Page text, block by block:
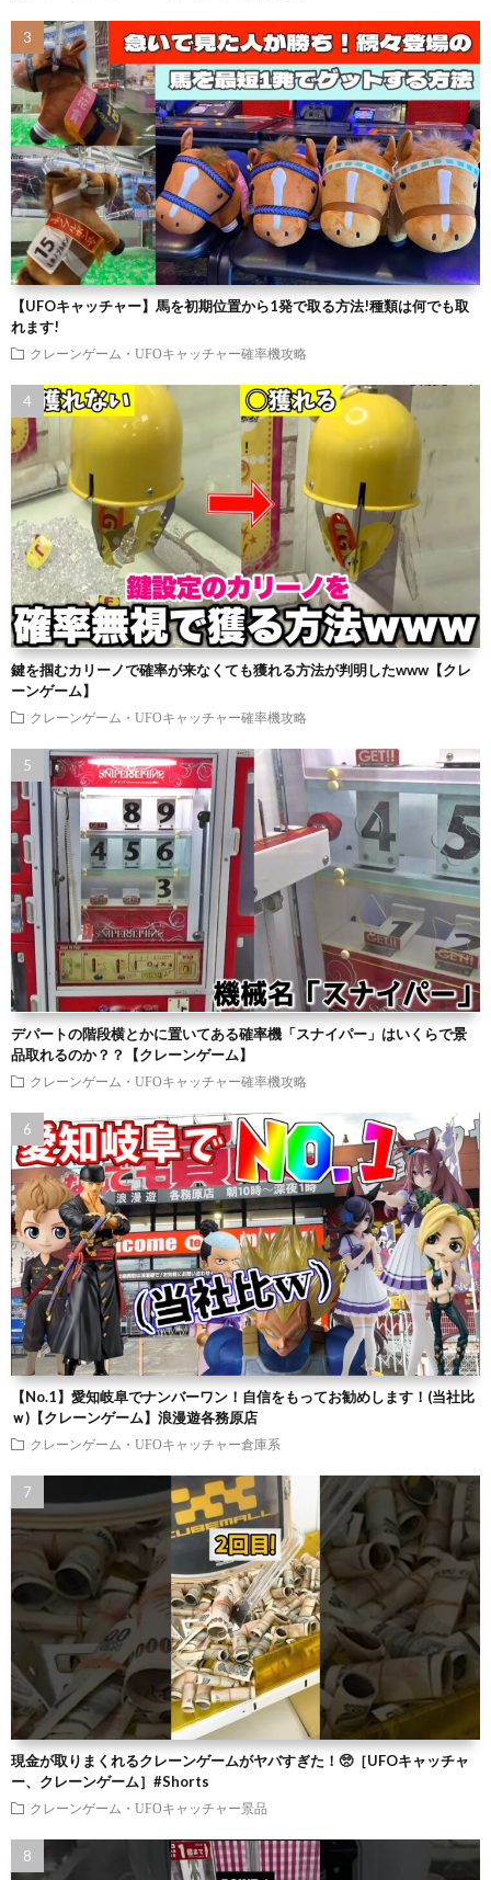
【UFOキャッチャー】馬を初期位置から1発で取る方法!種類は何でも取
れます!
クレーンゲーム・UFOキャッチャー確率機攻略
鍵を掴むカリーノで確率が来なくても獲れる方法が判明したwww【クレ
ーンゲーム】
クレーンゲーム・UFOキャッチャー確率機攻略
デパートの階段横とかに置いてある確率機「スナイパー」はいくらで景
品取れるのか？？【クレーンゲーム】
クレーンゲーム・UFOキャッチャー確率機攻略
【No.1】愛知岐阜でナンバーワン！自信をもってお勧めします！(当社比
ｗ)【クレーンゲーム】浪漫遊各務原店
クレーンゲーム・UFOキャッチャー倉庫系
現金が取りまくれるクレーンゲームがヤバすぎた！🥺［UFOキャッチャ
ー、クレーンゲーム］#Shorts
クレーンゲーム・UFOキャッチャー景品